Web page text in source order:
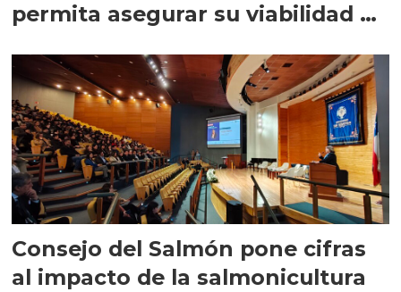
permita asegurar su viabilidad de
Consejo del Salmón pone cifras
al impacto de la salmonicultura